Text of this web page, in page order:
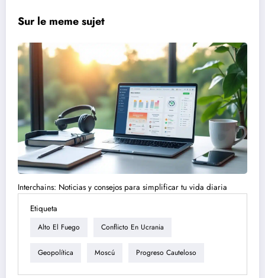
Sur le meme sujet
Interchains: Noticias y consejos para simplificar tu vida diaria
Etiqueta
Alto El Fuego Conflicto En Ucrania
Geopolítica Moscú Progreso Cauteloso